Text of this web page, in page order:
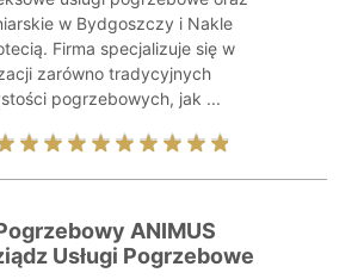
w Bydgoszczy i Nakle
Firma specjalizuje się w
zarówno tradycyjnych
pogrzebowych, jak ...
ANIMUS
Usługi Pogrzebowe